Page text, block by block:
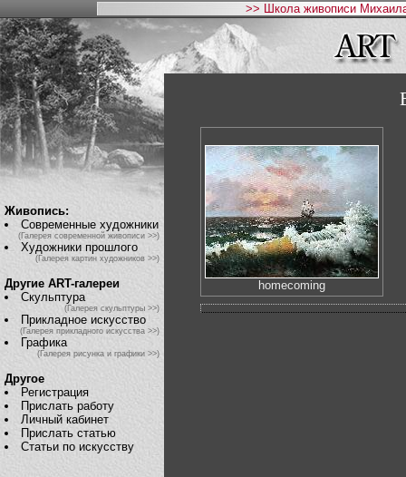
>> Школа живописи
Живопись:
Современные художники
(Галерея современной живописи >>)
Художники прошлого
(Галерея картин художников >>)
Другие ART-галереи
Скульптура
(Галерея скульптуры >>)
Прикладное искусство
(Галерея прикладного искусства >>)
Графика
(Галерея рисунка и графики >>)
Другое
Регистрация
Прислать работу
Личный кабинет
Прислать статью
Статьи по искусству
homecoming